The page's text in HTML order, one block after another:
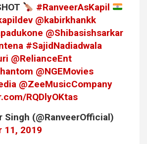
#RanveerAsKapil
@kabirkhankk
@Shibasishsarkar
#SajidNadiadwala
@RelianceEnt
@NGEMovies
@ZeeMusicCompany
RQDlyOKtas
Singh (@RanveerOfficial)
11, 2019